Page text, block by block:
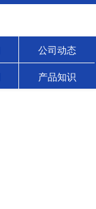
公司动态
产品知识